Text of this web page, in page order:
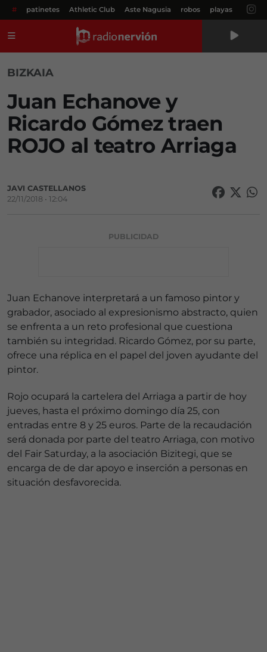
# patinetes Athletic Club Aste Nagusia robos playas
BIZKAIA
Juan Echanove y
Ricardo Gómez traen
ROJO al teatro Arriaga
JAVI CASTELLANOS
22/11/2018 • 12:04
PUBLICIDAD
Juan Echanove interpretará a un famoso pintor y
grabador, asociado al expresionismo abstracto, quien
se enfrenta a un reto profesional que cuestiona
también su integridad. Ricardo Gómez, por su parte,
ofrece una réplica en el papel del joven ayudante del
pintor.
Rojo ocupará la cartelera del Arriaga a partir de hoy
jueves, hasta el próximo domingo día 25, con
entradas entre 8 y 25 euros. Parte de la recaudación
será donada por parte del teatro Arriaga, con motivo
del Fair Saturday, a la asociación Bizitegi, que se
encarga de de dar apoyo e inserción a personas en
situación desfavorecida.